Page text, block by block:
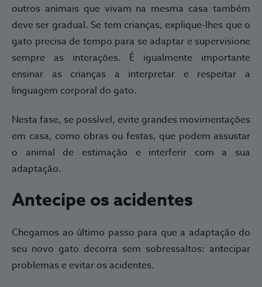
outros animais que vivam na mesma casa também
deve ser gradual. Se tem crianças, explique-lhes que o
gato precisa de tempo para se adaptar e supervisione
sempre as interações. É igualmente importante
ensinar as crianças a interpretar e respeitar a
linguagem corporal do gato.
Nesta fase, se possível, evite grandes movimentações
em casa, como obras ou festas, que podem assustar
o animal de estimação e interferir com a sua
adaptação.
Antecipe os acidentes
Chegamos ao último passo para que a adaptação do
seu novo gato decorra sem sobressaltos: antecipar
problemas e evitar os acidentes.